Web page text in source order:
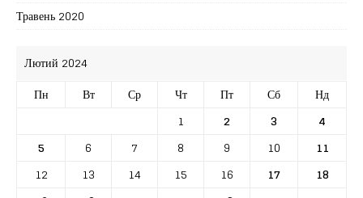
Травень 2020
Лютий 2024
Пн
Вт Ср Чт Пт Сб
Нд
1
2 3
4
5
6 7 8 9 10
11
12
13 14 15 16 17
18